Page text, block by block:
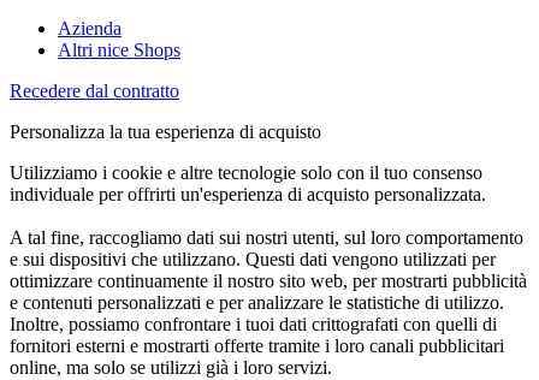
Azienda
Altri nice Shops
Recedere dal contratto
Personalizza la tua esperienza di acquisto
Utilizziamo i cookie e altre tecnologie solo con il tuo consenso
individuale per offrirti un'esperienza di acquisto personalizzata.
A tal fine, raccogliamo dati sui nostri utenti, sul loro comportamento
e sui dispositivi che utilizzano. Questi dati vengono utilizzati per
ottimizzare continuamente il nostro sito web, per mostrarti pubblicità
e contenuti personalizzati e per analizzare le statistiche di utilizzo.
Inoltre, possiamo confrontare i tuoi dati crittografati con quelli di
fornitori esterni e mostrarti offerte tramite i loro canali pubblicitari
online, ma solo se utilizzi già i loro servizi.